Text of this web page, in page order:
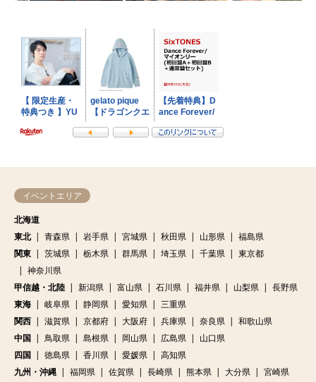
イベントエリア
北海道
東北
青森県 岩手県 宮城県 秋田県 山形県
福島県
関東
茨城県 栃木県 群馬県 埼玉県 千葉県
東京都
神奈川県
甲信越・北陸
新潟県 富山県 石川県 福井県 山梨県
長野県
東海
岐阜県 静岡県 愛知県
三重県
関西
滋賀県 京都府 大阪府 兵庫県 奈良県
和歌山県
中国
鳥取県 島根県 岡山県 広島県
山口県
四国
徳島県 香川県 愛媛県
高知県
九州・沖縄
福岡県 佐賀県 長崎県 熊本県 大分県
宮崎県